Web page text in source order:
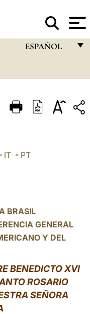
ESPAÑOL
ITALIANO
中文
LATINE
IT - PT
BRASIL
GENERAL
Y DEL
BENEDICTO XVI
ROSARIO
SEÑORA